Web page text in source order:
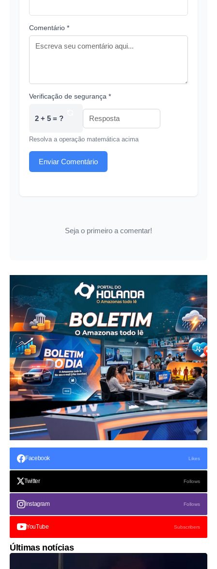
Comentário *
Verificação de segurança *
2 + 5 = ?
Resolva a operação matemática acima
Enviar Comentário
Seja o primeiro a comentar!
Facebook Likes
Twitter Follows
Instagram Follows
YouTube Subscribers
Últimas notícias